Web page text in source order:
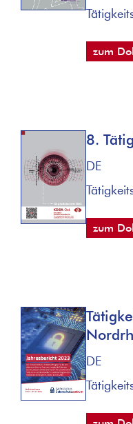
zum
8.
DE
zum
DE